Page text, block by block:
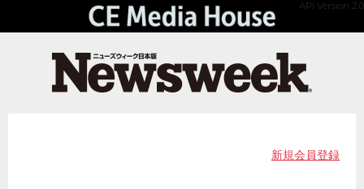
API Version 2.0
新規会員登録